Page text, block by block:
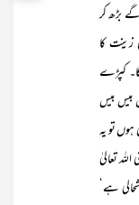
بڑھ کر
زینت کا
کپڑے
بیس بیس
تو یہ
تعالیٰ
ہے‘